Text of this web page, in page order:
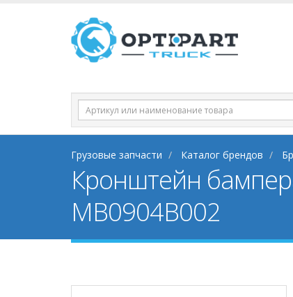
Грузовые запчасти Каталог брендов
Кронштейн
MB0904B002